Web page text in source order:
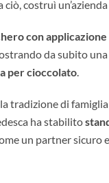
costruì
con
da subito
per cioccolato.
tradizione di
ha stabilito
un partner sicuro